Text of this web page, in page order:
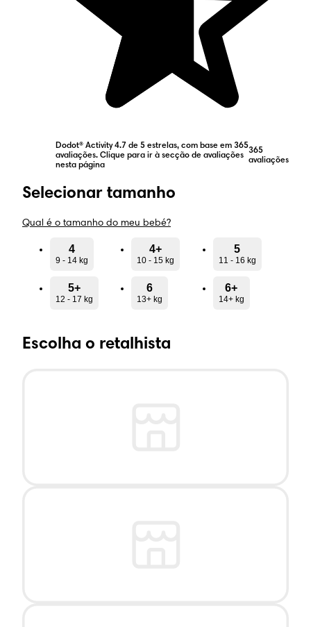
Dodot® Activity 4.7 de 5 estrelas, com base em 365
avaliações. Clique para ir à secção de avaliações
nesta página
365
avaliações
Selecionar tamanho
Qual é o tamanho do meu bebé?
4
9 - 14 kg
4+
10 - 15 kg
5
11 - 16 kg
5+
12 - 17 kg
6
13+ kg
6+
14+ kg
Escolha o retalhista